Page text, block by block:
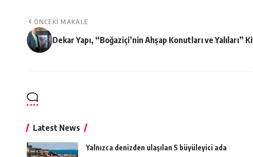
ÖNCEKI MAKALE
Dekar Yapı, “Boğaziçi’nin Ahşap Konutları ve Yalıları”
Latest News
Yalnızca denizden ulaşılan 5 büyüleyici ada